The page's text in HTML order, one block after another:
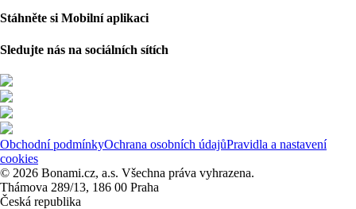
Stáhněte si Mobilní aplikaci
Sledujte nás na sociálních sítích
Obchodní podmínkyOchrana osobních údajůPravidla a nastavení
cookies
© 2026 Bonami.cz, a.s. Všechna práva vyhrazena.
Thámova 289/13, 186 00 Praha
Česká republika